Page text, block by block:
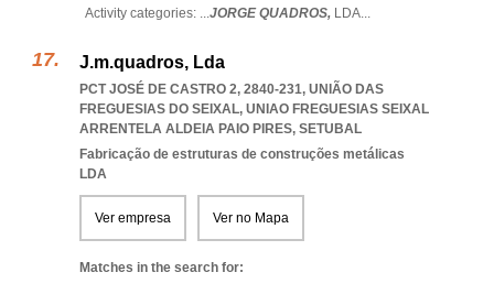
Activity categories: ...JORGE QUADROS, LDA...
J.m.quadros, Lda
PCT JOSÉ DE CASTRO 2, 2840-231, UNIÃO DAS
FREGUESIAS DO SEIXAL, UNIAO FREGUESIAS SEIXAL
ARRENTELA ALDEIA PAIO PIRES, SETUBAL
Fabricação de estruturas de construções metálicas
LDA
Ver empresa Ver no Mapa
Matches in the search for: